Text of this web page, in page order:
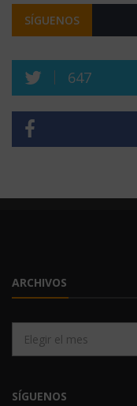
SÍGUENOS
647
ARCHIVOS
SÍGUENOS